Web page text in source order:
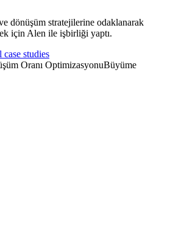
dönüşüm stratejilerine odaklanarak
için Alen ile işbirliği yaptı.
studies
Oranı OptimizasyonuBüyüme